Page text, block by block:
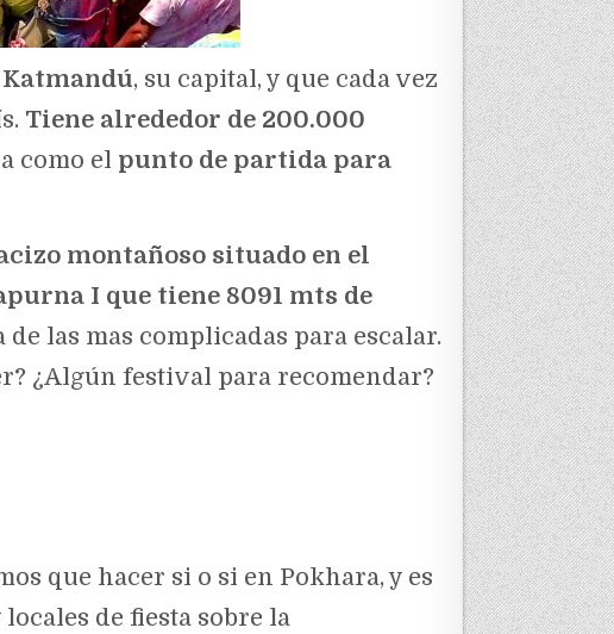
Katmandú, su capital, y que cada vez
Tiene alrededor de 200.000
como el punto de partida para
montañoso situado en el
I que tiene 8091 mts de
las mas complicadas para escalar.
¿Algún festival para recomendar?
que hacer si o si en Pokhara, y es
de fiesta sobre la